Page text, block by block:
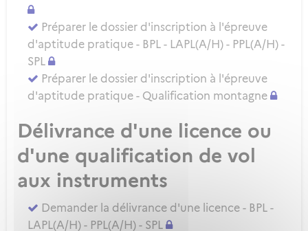
Préparer le dossier d'inscription à l'épreuve
d'aptitude pratique - BPL - LAPL(A/H) - PPL(A/H) -
SPL
Préparer le dossier d'inscription à l'épreuve
d'aptitude pratique - Qualification montagne
Délivrance d'une licence ou
d'une qualification de vol
aux instruments
Demander la délivrance d'une licence - BPL -
LAPL(A/H) - PPL(A/H) - SPL